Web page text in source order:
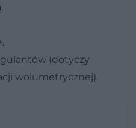
(dotyczy
wolumetrycznej).